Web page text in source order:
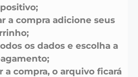
a compra adicione seus
os dados e escolha a
a compra, o arquivo ficará